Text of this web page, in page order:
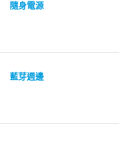
隨身電源
藍芽週邊